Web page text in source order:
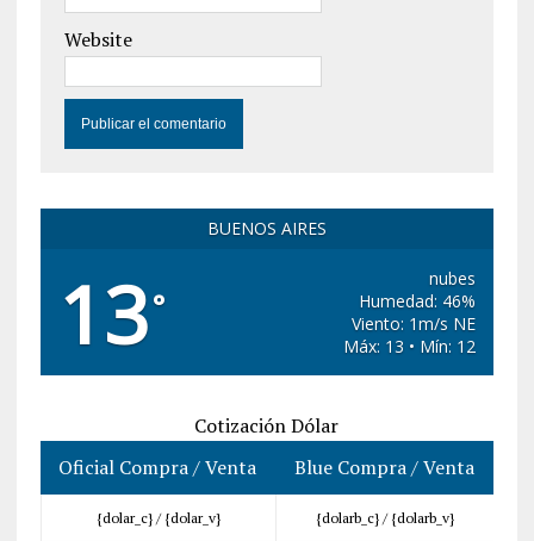
Website
BUENOS AIRES
13°
nubes
Humedad: 46%
Viento: 1m/s NE
Máx: 13 • Mín: 12
Cotización Dólar
Oficial Compra / Venta
Blue Compra / Venta
{dolar_c} / {dolar_v} {dolarb_c} / {dolarb_v}